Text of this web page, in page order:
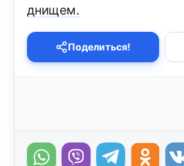
днищем.
Поделиться!